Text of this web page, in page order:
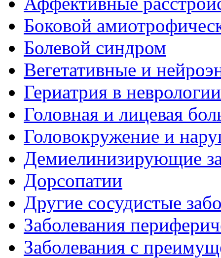
Боковой
Болевой синдром
Вегетативные и
Гериатрия в неврологии
Головная и лицевая
Головокружение и
Демиелинизирующие
Дорсопатии
Другие сосудистые
Заболевания
Заболевания с